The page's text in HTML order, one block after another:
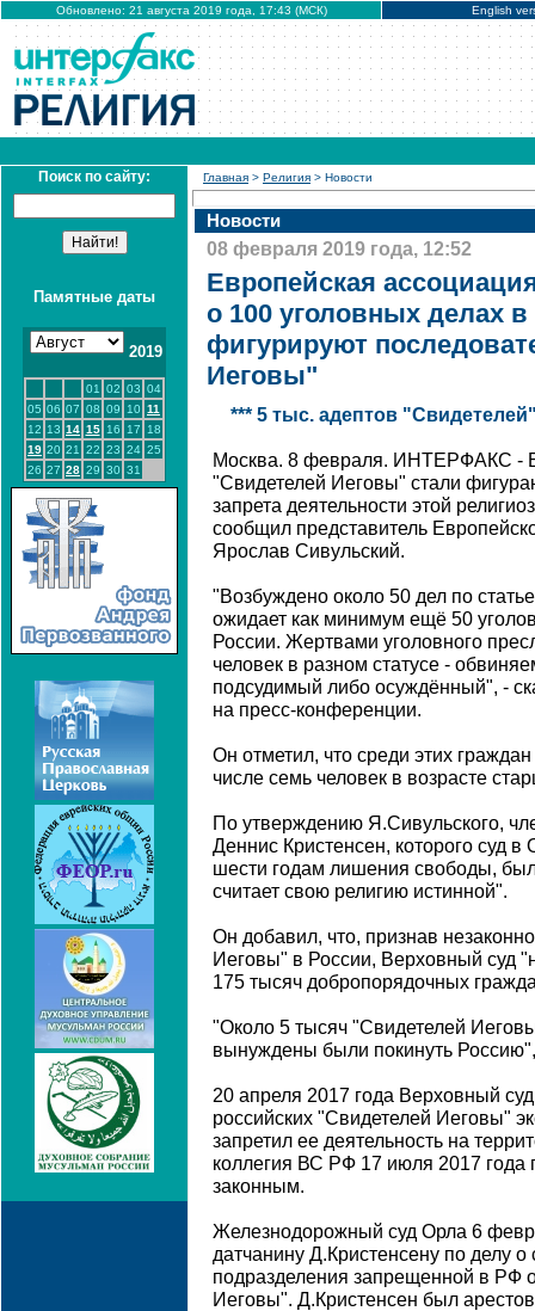
Обновлено: 21 августа 2019 года, 17:43 (МСК) English
Поиск по сайту:
Памятные даты
2019
01 02 03 04
05 06 07 08 09 10 11
12 13 14 15 16 17
18
19 20 21 22 23 24 25
26 27 28 29 30 31
Главная > Религия > Новости
Новости
08 февраля 2019 года, 12:52
Европейская
о 100 уголовных делах
фигурируют
Иеговы"
*** 5 тыс. адептов
Москва. 8 февраля. ИНТЕРФАКС -
"Свидетелей Иеговы" стали
запрета деятельности этой
сообщил представитель
Ярослав Сивульский.
"Возбуждено около 50 дел по
ожидает как минимум ещё 50
России. Жертвами уголовного
человек в разном статусе -
подсудимый либо осуждённый", -
на пресс-конференции.
Он отметил, что среди этих
числе семь человек в возрасте
По утверждению Я.Сивульского,
Деннис Кристенсен, которого суд
шести годам лишения свободы,
считает свою религию истинной".
Он добавил, что, признав
Иеговы" в России, Верховный суд
175 тысяч добропорядочных
"Около 5 тысяч "Свидетелей
вынуждены были покинуть
20 апреля 2017 года Верховный
российских "Свидетелей Иеговы"
запретил ее деятельность на
коллегия ВС РФ 17 июля 2017 года
законным.
Железнодорожный суд Орла 6
датчанину Д.Кристенсену по делу о
подразделения запрещенной в РФ
Иеговы". Д.Кристенсен был